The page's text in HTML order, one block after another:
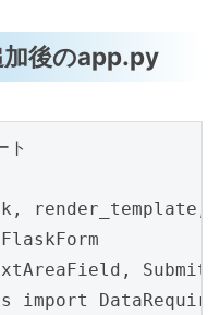
加後のapp.py
ト
render_template,
import